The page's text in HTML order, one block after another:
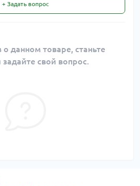
+ Задать вопрос
данном товаре, станьте
свой вопрос.